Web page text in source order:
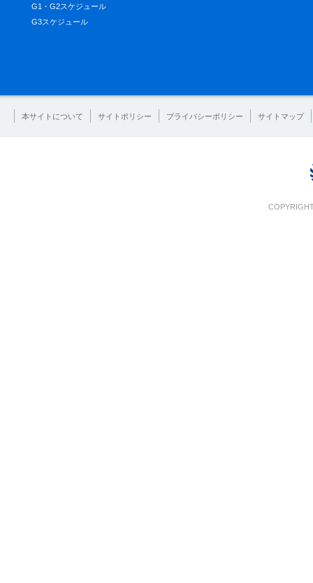
G1・G2スケジュール
G3スケジュール
本サイトについて サイトポリシー プライバシーポリシー サイトマップ